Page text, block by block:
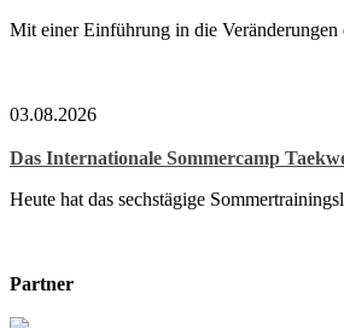
Mit einer Einführung in die Veränderungen
03.08.2026
Das Internationale Sommercamp
Heute hat das sechstägige
Partner